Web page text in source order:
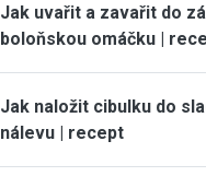
Jak uvařit a zavařit do
boloňskou omáčku |
Jak naložit cibulku do
nálevu | recept